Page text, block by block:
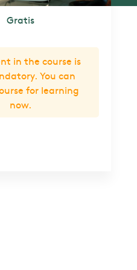
Gratis
in the course is
You can
for learning
now.